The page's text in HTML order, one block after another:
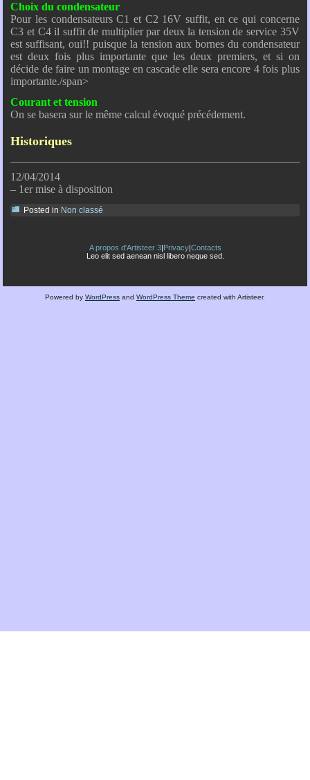
Choix du condensateur
Pour les condensateurs C1 et C2 16V suffit, en ce qui concerne
C3 et C4 il suffit de multiplier par deux la tension de service 35V
est suffisant, oui!! puisque la tension aux bornes du condensateur
est deux fois plus importante que les deux premiers, et si on
décide de faire un montage en cascade elle sera encore 4 fois plus
importante./span>
Courant et tension
On se basera sur le même calcul évoqué précédement.
Historiques
12/04/2014
– 1er mise à disposition
Posted in Non classé
A propos d'Artisteer 3| Privacy| Contacts
Leo elit sed aenean nisl libero neque sed.
Powered by WordPress and WordPress Theme created with Artisteer.